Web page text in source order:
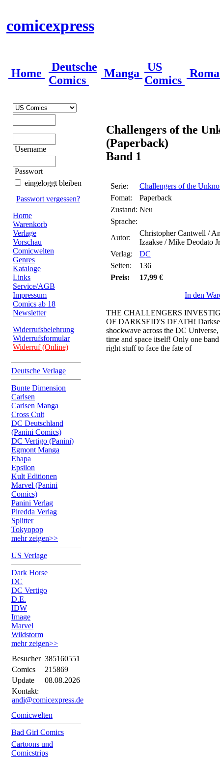
comicexpress
Home
Deutsche
Comics
Manga
US
Comics
Username
Passwort
eingeloggt bleiben
Passwort vergessen?
Home
Warenkorb
Verlage
Vorschau
Comicwelten
Genres
Kataloge
Links
Service/AGB
Impressum
Comics ab 18
Newsletter
Widerrufsbelehrung
Widerrufsformular
Widerruf (Online)
Deutsche Verlage
Bunte Dimension
Carlsen
Carlsen Manga
Cross Cult
DC Deutschland
(Panini Comics)
DC Vertigo (Panini)
Egmont Manga
Ehapa
Epsilon
Kult Editionen
Marvel (Panini
Comics)
Panini Verlag
Piredda Verlag
Splitter
Tokyopop
mehr zeigen>>
US Verlage
Dark Horse
DC
DC Vertigo
D.E.
IDW
Image
Marvel
Wildstorm
mehr zeigen>>
Besucher 385160551
Comics
215869
Update
08.08.2026
Kontakt:
andi@comicexpress.de
Comicwelten
Bad Girl Comics
Cartoons und
Comicstrips
Challengers of the
(Paperback)
Band 1
Serie:
Challengers of the
Fomat:
Paperback
Zustand: Neu
Sprache:
Autor:
Christopher Cantwell /
Izaakse / Mike Deodato Jr
Verlag:
DC
Seiten:
136
Preis:
17,99 €
In den
THE CHALLENGERS
OF DARKSEID'S DEATH!
shockwave across the DC
time and space itself! Only one
right stuff to face the fate of